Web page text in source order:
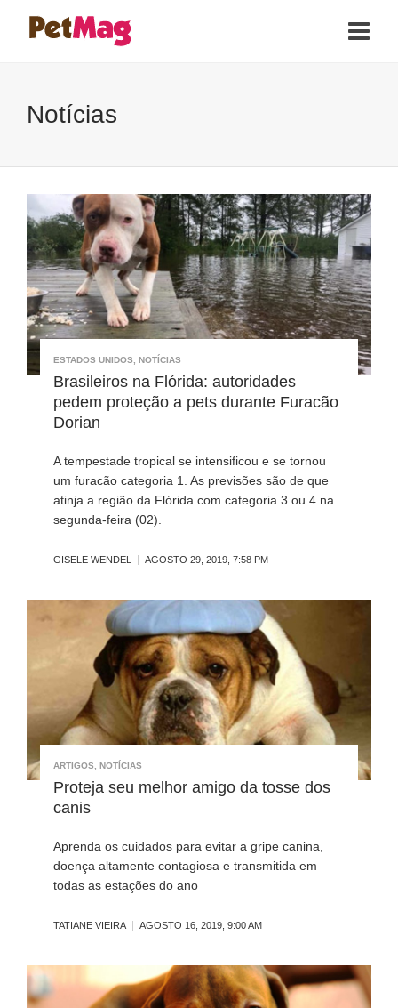
Notícias
ESTADOS UNIDOS, NOTÍCIAS
Brasileiros na Flórida: autoridades
pedem proteção a pets durante Furacão
Dorian
A tempestade tropical se intensificou e se tornou
um furacão categoria 1. As previsões são de que
atinja a região da Flórida com categoria 3 ou 4 na
segunda-feira (02).
GISELE WENDEL AGOSTO 29, 2019, 7:58 PM
ARTIGOS, NOTÍCIAS
Proteja seu melhor amigo da tosse dos
canis
Aprenda os cuidados para evitar a gripe canina,
doença altamente contagiosa e transmitida em
todas as estações do ano
TATIANE VIEIRA AGOSTO 16, 2019, 9:00 AM